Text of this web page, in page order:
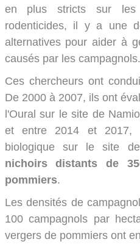
en plus stricts sur les
rodenticides, il y a une
alternatives pour aider à
causés par les campagnols.
Ces chercheurs ont
De 2000 à 2007, ils ont
l'Oural sur le site de
et entre 2014 et 2017,
biologique sur le site
nichoirs distants de
pommiers.
Les densités de
100 campagnols par
vergers de pommiers ont